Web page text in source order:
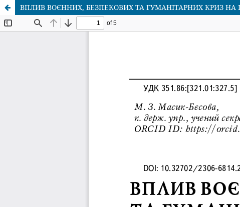
ВПЛИВ ВОЄННИХ, БЕЗПЕКОВИХ ТА ГУМАНІТАРНИХ КРИЗ НА